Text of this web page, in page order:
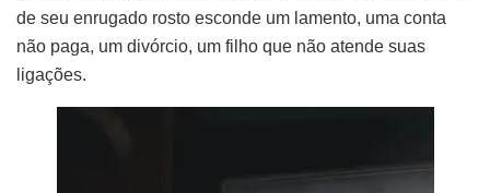
de seu enrugado rosto esconde um lamento, uma conta
não paga, um divórcio, um filho que não atende suas
ligações.